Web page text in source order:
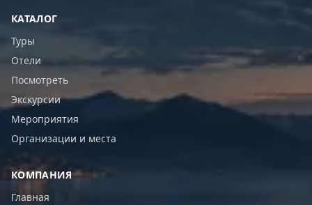
КАТАЛОГ
Туры
Отели
Посмотреть
Экскурсии
Мероприятия
Организации и места
КОМПАНИЯ
Главная